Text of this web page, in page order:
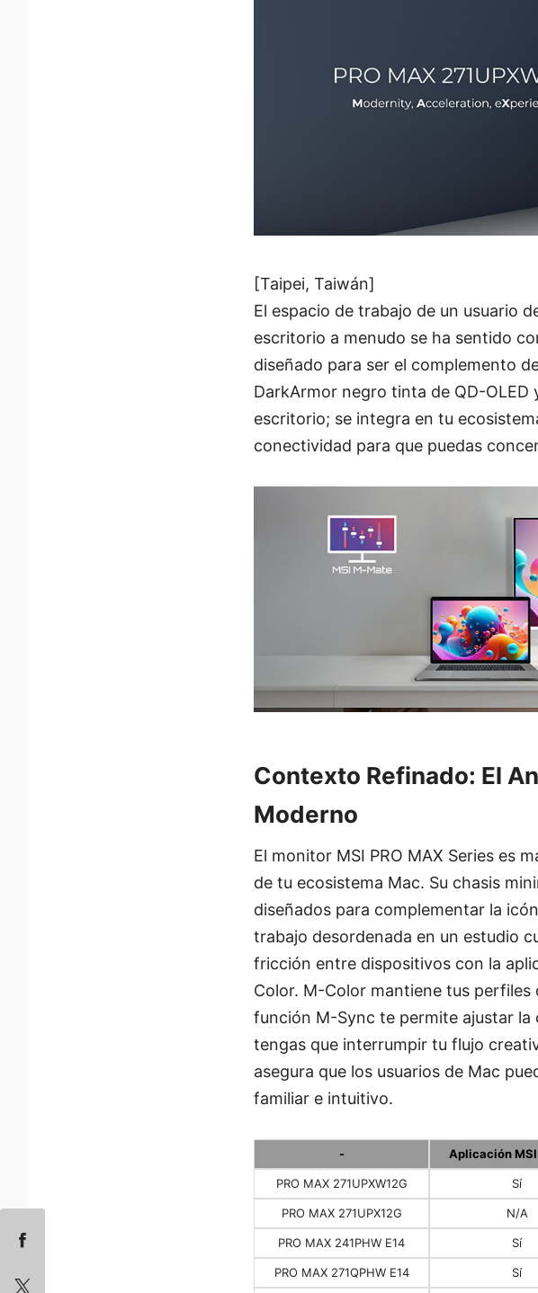
[Taipei, Taiwán]
El espacio de trabajo de un usuario
escritorio a menudo se ha sentido
diseñado para ser el complemento
DarkArmor negro tinta de QD-OLED
escritorio; se integra en tu
conectividad para que puedas
Contexto Refinado: El
Moderno
El monitor MSI PRO MAX Series es
de tu ecosistema Mac. Su chasis
diseñados para complementar la
trabajo desordenada en un estudio
fricción entre dispositivos con la
Color. M-Color mantiene tus
función M-Sync te permite ajustar
tengas que interrumpir tu flujo
asegura que los usuarios de Mac
familiar e intuitivo.
- Aplicación
PRO MAX 271UPXW12G Sí
PRO MAX 271UPX12G N/A
PRO MAX 241PHW E14 Sí
PRO MAX 271QPHW E14 Sí